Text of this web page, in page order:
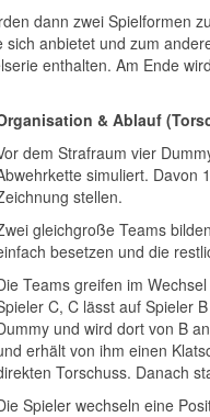
dann zwei Spielformen
anbietet und zum
enthalten. Am Ende
& Ablauf
dem Strafraum vier
simuliert. Davon
stellen.
gleichgroße Teams
besetzen und die
Teams greifen im
C, C lässt auf Spieler
und wird dort von B
erhält von ihm einen
Torschuss. Danach
Spieler wechseln eine